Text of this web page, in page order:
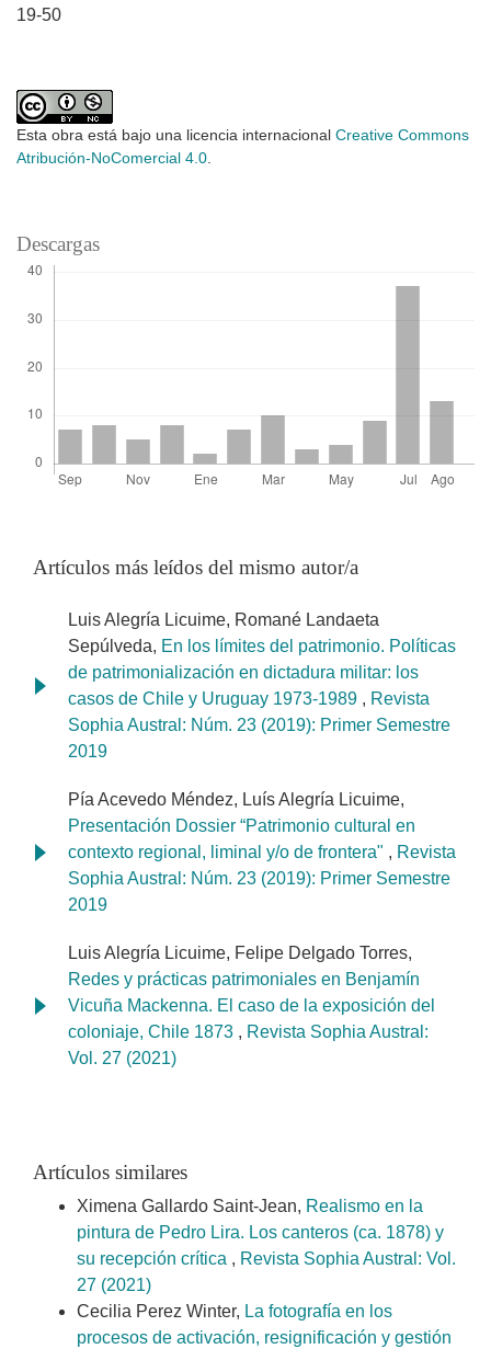
19-50
Esta obra está bajo una licencia internacional Creative Commons
Atribución-NoComercial 4.0.
Descargas
Artículos más leídos del mismo autor/a
Luis Alegría Licuime, Romané Landaeta
Sepúlveda, En los límites del patrimonio. Políticas
de patrimonialización en dictadura militar: los
casos de Chile y Uruguay 1973-1989 , Revista
Sophia Austral: Núm. 23 (2019): Primer Semestre
2019
Pía Acevedo Méndez, Luís Alegría Licuime,
Presentación Dossier “Patrimonio cultural en
contexto regional, liminal y/o de frontera" , Revista
Sophia Austral: Núm. 23 (2019): Primer Semestre
2019
Luis Alegría Licuime, Felipe Delgado Torres,
Redes y prácticas patrimoniales en Benjamín
Vicuña Mackenna. El caso de la exposición del
coloniaje, Chile 1873 , Revista Sophia Austral:
Vol. 27 (2021)
Artículos similares
Ximena Gallardo Saint-Jean, Realismo en la
pintura de Pedro Lira. Los canteros (ca. 1878) y
su recepción crítica , Revista Sophia Austral: Vol.
27 (2021)
Cecilia Perez Winter, La fotografía en los
procesos de activación, resignificación y gestión